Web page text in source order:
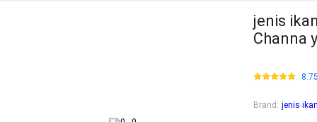
jenis
Channa
Brand : jenis